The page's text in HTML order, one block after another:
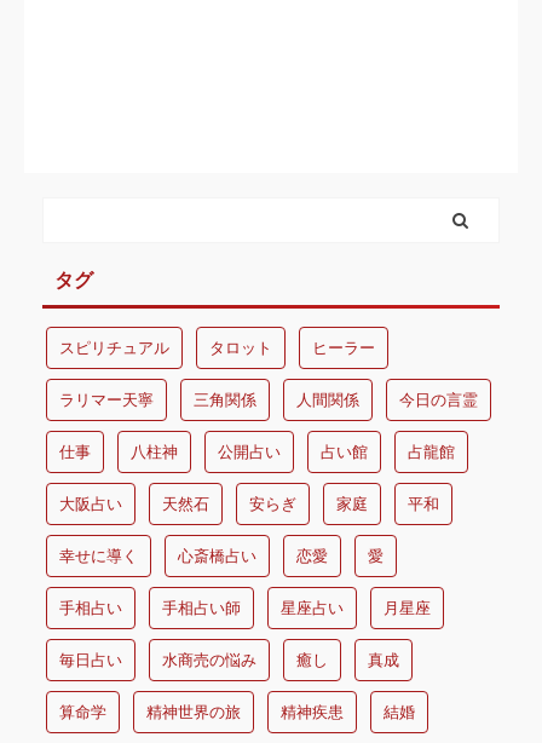
タグ
スピリチュアル タロット ヒーラー
ラリマー天寧 三角関係 人間関係 今日の言霊
仕事 八柱神 公開占い 占い館 占龍館
大阪占い 天然石 安らぎ 家庭 平和
幸せに導く 心斎橋占い 恋愛 愛
手相占い 手相占い師 星座占い 月星座
毎日占い 水商売の悩み 癒し 真成
算命学 精神世界の旅 精神疾患 結婚